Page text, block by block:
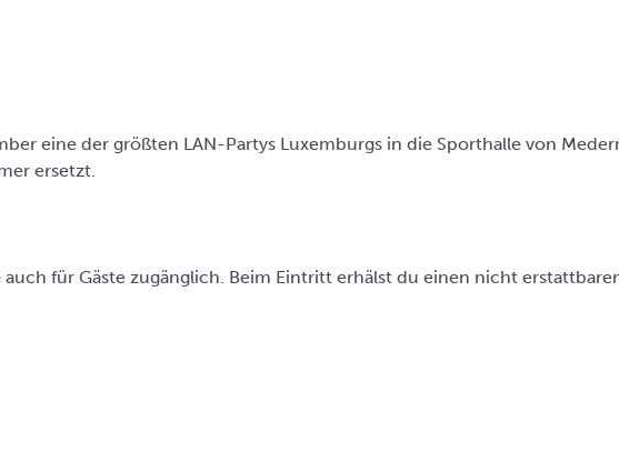
eine der größten LAN-Partys Luxemburgs in die Sporthalle von
ersetzt.
für Gäste zugänglich. Beim Eintritt erhälst du einen nicht